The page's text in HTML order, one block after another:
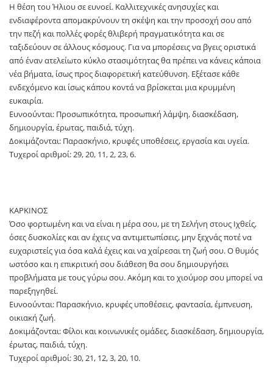
Η θέση του Ήλιου σε ευνοεί. Καλλιτεχνικές ανησυχίες και
ενδιαφέροντα απομακρύνουν τη σκέψη και την προσοχή σου από
την πεζή και πολλές φορές θλιβερή πραγματικότητα και σε
ταξιδεύουν σε άλλους κόσμους. Για να μπορέσεις να βγεις οριστικά
από έναν ατελείωτο κύκλο στασιμότητας θα πρέπει να κάνεις κάποια
νέα βήματα, ίσως προς διαφορετική κατεύθυνση. Εξέτασε κάθε
ενδεχόμενο και ίσως κάπου κοντά να βρίσκεται μια κρυμμένη
ευκαιρία.
Ευνοούνται: Προσωπικότητα, προσωπική λάμψη, διασκέδαση,
δημιουργία, έρωτας, παιδιά, τύχη.
Δοκιμάζονται: Παρασκήνιο, κρυφές υποθέσεις, εργασία και υγεία.
Τυχεροί αριθμοί: 29, 20, 11, 2, 23, 6.
ΚΑΡΚΙΝΟΣ
Όσο φορτωμένη και να είναι η μέρα σου, με τη Σελήνη στους Ιχθείς,
όσες δυσκολίες και αν έχεις να αντιμετωπίσεις, μην ξεχνάς ποτέ να
ευχαριστείς για όσα καλά έχεις και να χαίρεσαι τη ζωή σου. Ο θυμός
ωστόσο και η επικριτική σου διάθεση θα σου δημιουργήσει
προβλήματα με τους γύρω σου. Ακόμη και το χιούμορ σου μπορεί να
παρεξηγηθεί.
Ευνοούνται: Παρασκήνιο, κρυφές υποθέσεις, φαντασία, έμπνευση,
οικιακή ζωή.
Δοκιμάζονται: Φίλοι και κοινωνικές ομάδες, διασκέδαση, δημιουργία,
έρωτας, παιδιά, τύχη.
Τυχεροί αριθμοί: 30, 21, 12, 3, 20, 10.